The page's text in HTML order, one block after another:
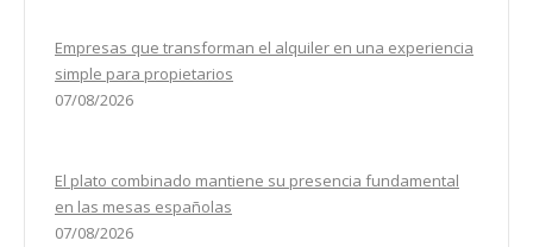
Empresas que transforman el alquiler en una experiencia
simple para propietarios
07/08/2026
El plato combinado mantiene su presencia fundamental
en las mesas españolas
07/08/2026